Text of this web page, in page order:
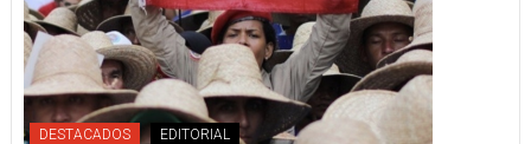
DESTACADOS EDITORIAL